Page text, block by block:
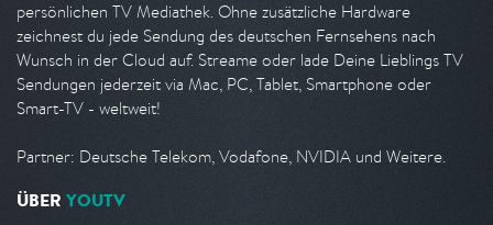
persönlichen TV Mediathek. Ohne zusätzliche Hardware
zeichnest du jede Sendung des deutschen Fernsehens nach
Wunsch in der Cloud auf. Streame oder lade Deine Lieblings TV
Sendungen jederzeit via Mac, PC, Tablet, Smartphone oder
Smart-TV - weltweit!
Partner: Deutsche Telekom, Vodafone, NVIDIA und Weitere.
ÜBER YOUTV